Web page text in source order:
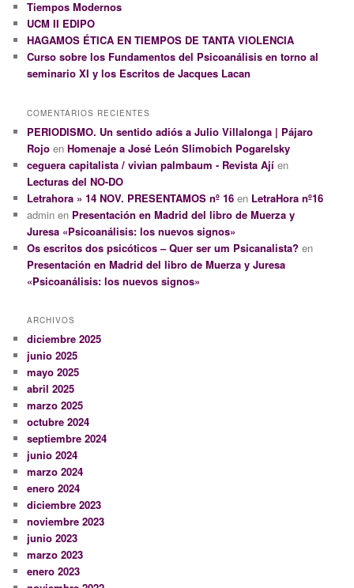
Tiempos Modernos
UCM II EDIPO
HAGAMOS ÉTICA EN TIEMPOS DE TANTA VIOLENCIA
Curso sobre los Fundamentos del Psicoanálisis en torno al
seminario XI y los Escritos de Jacques Lacan
COMENTARIOS RECIENTES
PERIODISMO. Un sentido adiós a Julio Villalonga | Pájaro
Rojo enHomenaje a José León Slimobich Pogarelsky
ceguera capitalista / vivian palmbaum - Revista Ají en
Lecturas del NO-DO
Letrahora » 14 NOV. PRESENTAMOS nº 16 en LetraHora nº16
admin en Presentación en Madrid del libro de Muerza y
Juresa «Psicoanálisis: los nuevos signos»
Os escritos dos psicóticos – Quer ser um Psicanalista? en
Presentación en Madrid del libro de Muerza y Juresa
«Psicoanálisis: los nuevos signos»
ARCHIVOS
diciembre 2025
junio 2025
mayo 2025
abril 2025
marzo 2025
octubre 2024
septiembre 2024
junio 2024
marzo 2024
enero 2024
diciembre 2023
noviembre 2023
junio 2023
marzo 2023
enero 2023